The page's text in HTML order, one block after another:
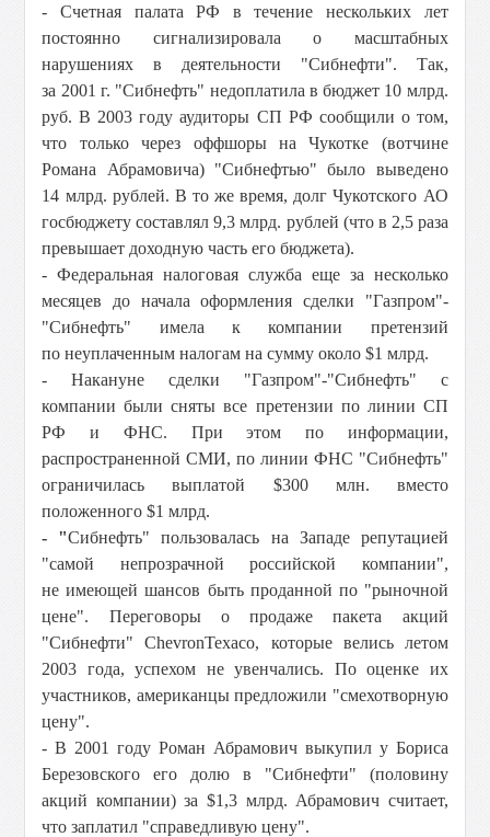
- Счетная палата РФ в течение нескольких лет
постоянно сигнализировала о масштабных
нарушениях в деятельности "Сибнефти". Так,
за 2001 г. "Сибнефть" недоплатила в бюджет 10 млрд.
руб. В 2003 году аудиторы СП РФ сообщили о том,
что только через оффшоры на Чукотке (вотчине
Романа Абрамовича) "Сибнефтью" было выведено
14 млрд. рублей. В то же время, долг Чукотского АО
госбюджету составлял 9,3 млрд. рублей (что в 2,5 раза
превышает доходную часть его бюджета).
- Федеральная налоговая служба еще за несколько
месяцев до начала оформления сделки "Газпром"-
"Сибнефть" имела к компании претензий
по неуплаченным налогам на сумму около $1 млрд.
- Накануне сделки "Газпром"-"Сибнефть" с
компании были сняты все претензии по линии СП
РФ и ФНС. При этом по информации,
распространенной СМИ, по линии ФНС "Сибнефть"
ограничилась выплатой $300 млн. вместо
положенного $1 млрд.
- "Сибнефть" пользовалась на Западе репутацией
"самой непрозрачной российской компании",
не имеющей шансов быть проданной по "рыночной
цене". Переговоры о продаже пакета акций
"Сибнефти" ChevronTexaco, которые велись летом
2003 года, успехом не увенчались. По оценке их
участников, американцы предложили "смехотворную
цену".
- В 2001 году Роман Абрамович выкупил у Бориса
Березовского его долю в "Сибнефти" (половину
акций компании) за $1,3 млрд. Абрамович считает,
что заплатил "справедливую цену".